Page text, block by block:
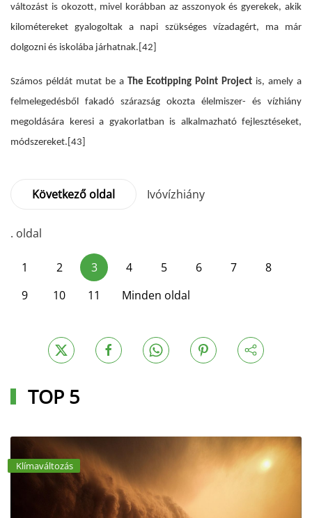
változást is okozott, mivel korábban az asszonyok és gyerekek, akik
kilométereket gyalogoltak a napi szükséges vízadagért, ma már
dolgozni és iskolába járhatnak. [42]
Számos példát mutat be a The Ecotipping Point Project is, amely a
felmelegedésből fakadó szárazság okozta élelmiszer- és vízhiány
megoldására keresi a gyakorlatban is alkalmazható fejlesztéseket,
módszereket. [43]
Következő oldal Ivóvízhiány
. oldal
1 2 3 4 5 6 7
8
9
10 11 Minden oldal
TOP 5
Klímaváltozás